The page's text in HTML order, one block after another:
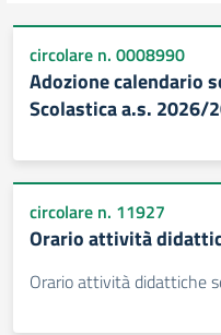
circolare n. 0008990
Adozione calendario
Scolastica a.s. 2026/
circolare n. 11927
Orario attività
Orario attività didattiche